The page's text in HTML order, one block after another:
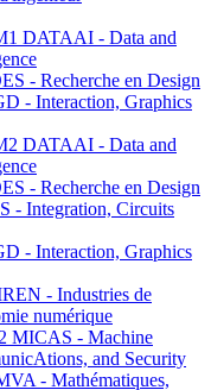
DATAAI - Data and
- Recherche en Design
- Interaction, Graphics
DATAAI - Data and
- Recherche en Design
- Integration, Circuits
- Interaction, Graphics
- Industries de
numérique
MICAS - Machine
and Security
- Mathématiques,